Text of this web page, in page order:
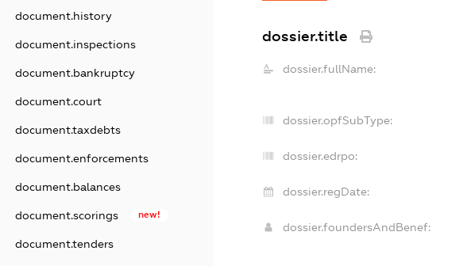
document.history
document.inspections
document.bankruptcy
document.court
document.taxdebts
document.enforcements
document.balances
document.scorings new!
document.tenders
dossier.title
dossier.fullName:
dossier.opfSubType:
dossier.edrpo:
dossier.regDate:
dossier.foundersAndBenef: